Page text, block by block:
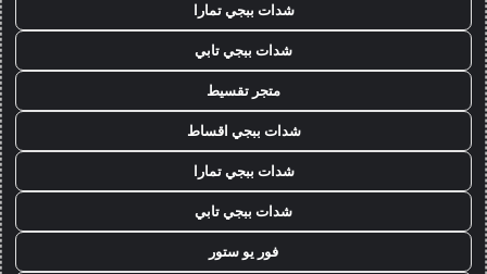
شدات ببجي تمارا
شدات ببجي تابي
متجر تقسيط
شدات ببجي اقساط
شدات ببجي تمارا
شدات ببجي تابي
فور يو ستور